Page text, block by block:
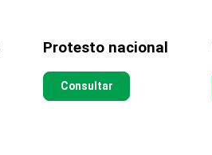
Protesto nacional
Consultar